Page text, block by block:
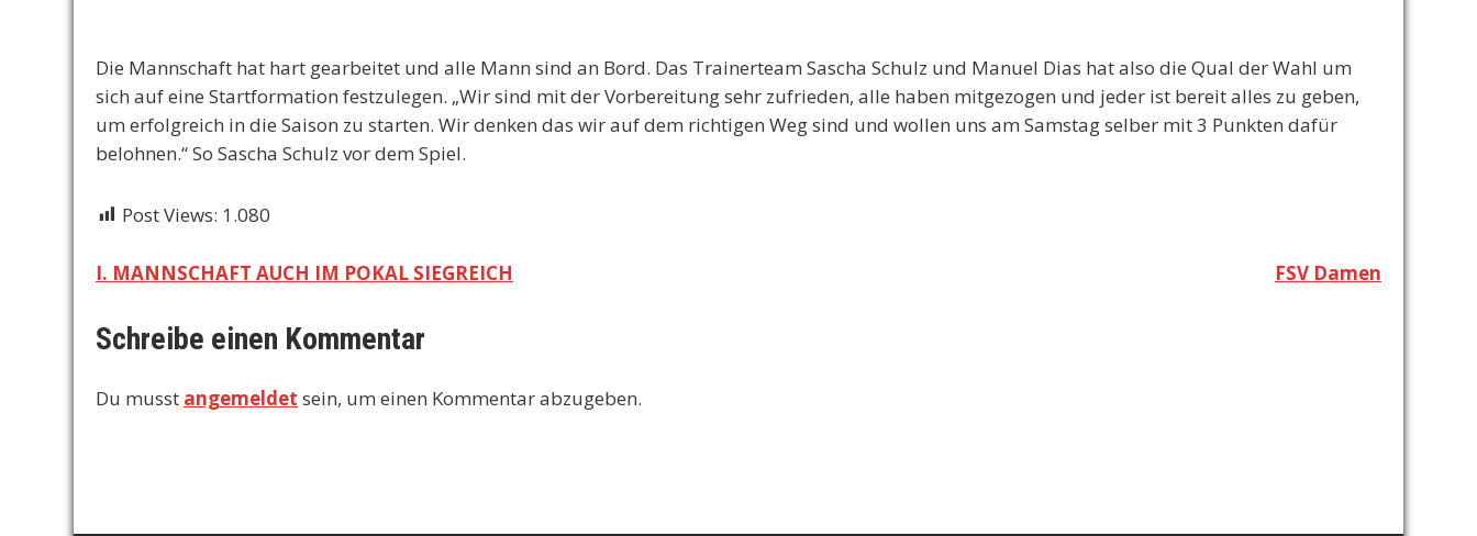
Die Mannschaft hat hart gearbeitet und alle Mann sind an Bord. Das Trainerteam Sascha Schulz und Manuel Dias hat also die Qual der Wahl um
sich auf eine Startformation festzulegen. „Wir sind mit der Vorbereitung sehr zufrieden, alle haben mitgezogen und jeder ist bereit alles zu geben,
um erfolgreich in die Saison zu starten. Wir denken das wir auf dem richtigen Weg sind und wollen uns am Samstag selber mit 3 Punkten dafür
belohnen.“ So Sascha Schulz vor dem Spiel.
Post Views: 1.080
Beitragsnavigation
I. MANNSCHAFT AUCH IM POKAL SIEGREICH FSV Damen
Schreibe einen Kommentar
Du musst angemeldet sein, um einen Kommentar abzugeben.